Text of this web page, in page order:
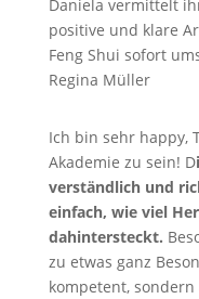
Daniela vermittelt
positive und klare
Feng Shui sofort
Regina Müller
Ich bin sehr happy,
Akademie zu sein! D
verständlich und
einfach, wie viel
dahintersteckt.
zu etwas ganz
kompetent,